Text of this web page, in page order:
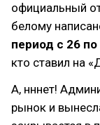
официальный
белому
период с 26
кто ставил на
А, нннет!
рынок и